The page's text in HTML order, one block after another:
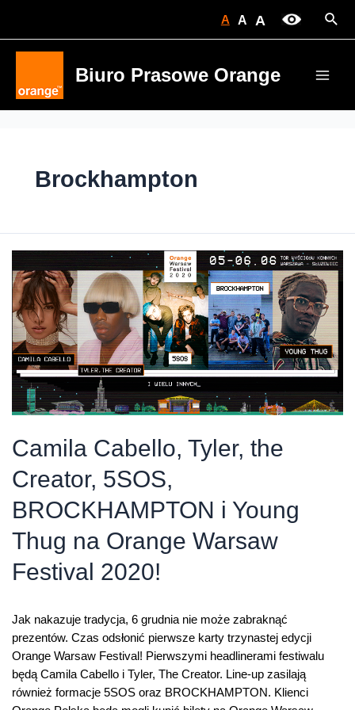
A A A
Biuro Prasowe Orange
Brockhampton
Camila Cabello, Tyler, the
Creator, 5SOS,
BROCKHAMPTON i Young
Thug na Orange Warsaw
Festival 2020!
Jak nakazuje tradycja, 6 grudnia nie może zabraknąć
prezentów. Czas odsłonić pierwsze karty trzynastej edycji
Orange Warsaw Festival! Pierwszymi headlinerami festiwalu
będą Camila Cabello i Tyler, The Creator. Line-up zasilają
również formacje 5SOS oraz BROCKHAMPTON. Klienci